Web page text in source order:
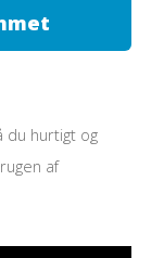
du hurtigt og
af